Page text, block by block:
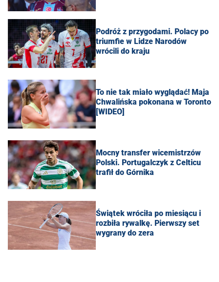
Podróż z przygodami. Polacy po
triumfie w Lidze Narodów
wrócili do kraju
To nie tak miało wyglądać! Maja
Chwalińska pokonana w Toronto
[WIDEO]
Mocny transfer wicemistrzów
Polski. Portugalczyk z Celticu
trafił do Górnika
Świątek wróciła po miesiącu i
rozbiła rywalkę. Pierwszy set
wygrany do zera